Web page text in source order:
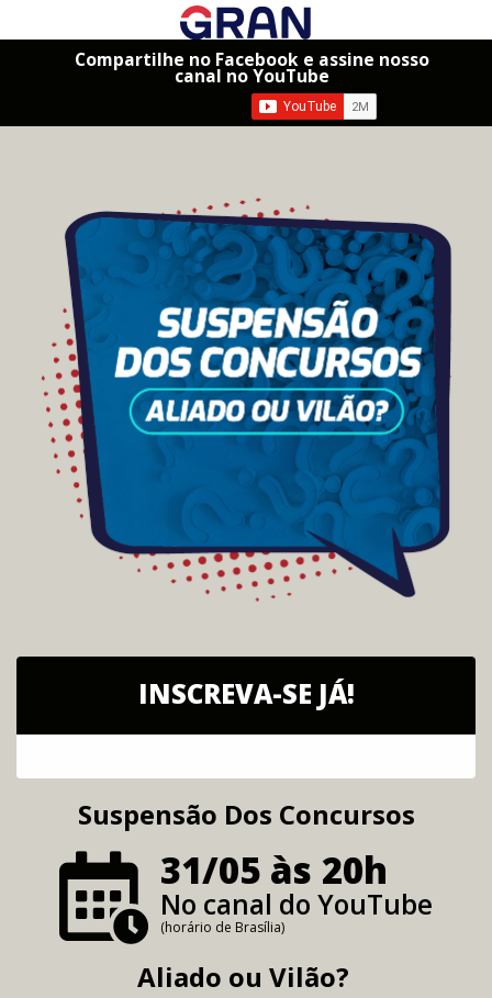
Compartilhe no Facebook e assine nosso
canal no YouTube
INSCREVA-SE JÁ!
Suspensão Dos Concursos
31/05 às 20h
No canal do YouTube
(horário de Brasília)
Aliado ou Vilão?